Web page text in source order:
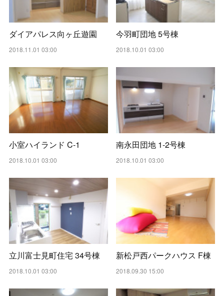
ダイアパレス向ヶ丘遊園
2018.11.01 03:00
今羽町団地 5号棟
2018.10.01 03:00
小室ハイランド C-1
2018.10.01 03:00
南永田団地 1-2号棟
2018.10.01 03:00
立川富士見町住宅 34号棟
2018.10.01 03:00
新松戸西パークハウス F棟
2018.09.30 15:00